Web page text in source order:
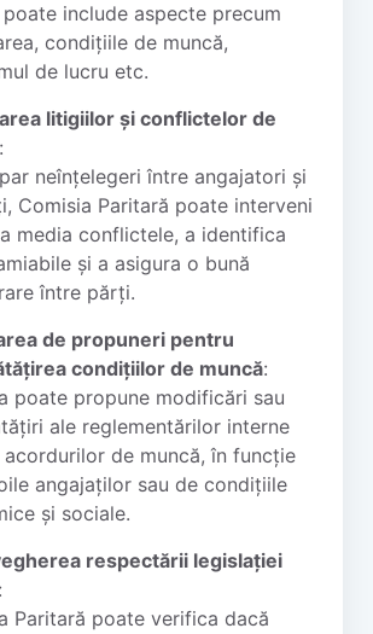
include aspecte precum
condițiile de muncă,
de lucru etc.
litigiilor și conflictelor de
:
neînțelegeri între angajatori și
Comisia Paritară poate interveni
media conflictele, a identifica
și a asigura o bună
între părți.
de propuneri pentru
condițiilor de muncă:
poate propune modificări sau
ale reglementărilor interne
acordurilor de muncă, în funcție
angajaților sau de condițiile
și sociale.
respectării legislației
:
Paritară poate verifica dacă